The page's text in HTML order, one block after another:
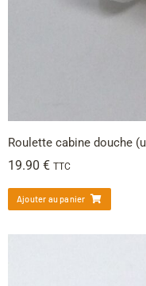
Roulette cabine douche
19.90 € TTC
Ajouter au panier